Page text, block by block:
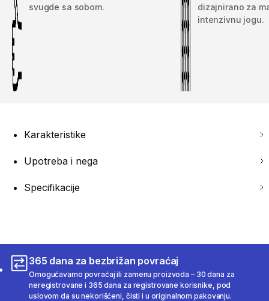
svugde sa sobom.
dizajnirano za
intenzivnu jogu.
Karakteristike
Upotreba i nega
Specifikacije
365 dana za bezbrižan povraćaj
Omogućavamo povraćaj ili zamenu proizvoda – 30 dana za
neregistrovane i 365 dana za registrovane korisnike, pod
uslovom da su nekorišćeni, čisti i u originalnom pakovanju.